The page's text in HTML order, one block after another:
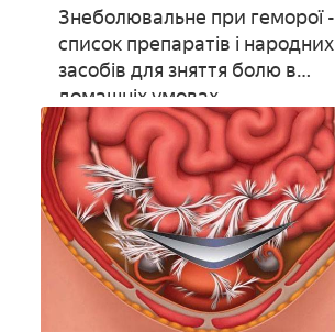
Знеболювальне при геморої -
список препаратів і народних
засобів для зняття болю в
домашніх умовах